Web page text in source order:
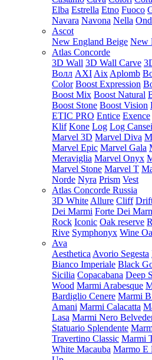
Elba Estrella Etno Fuoco
Navara Navona Nella
Ascot
New England Beige New
Atlas Concorde
3D Wall 3D Wall Carve
Волл AXI Aix Aplomb
Color Boost Expression
Boost Mix Boost Natural
Boost Stone Boost Vision
ETIC PRO Entice Exence
Klif Kone Log Log Cansei
Marvel 3D Marvel Diva
Marvel Epic Marvel Gala
Meraviglia Marvel Onyx
Marvel Stone Marvel T
Norde Nyra Prism Vest
Atlas Concorde Russia
3D White Allure Cliff
Dei Marmi Forte Dei
Rock Iconic Oak reserve
Rive Symphonyx Wine
Ava
Aesthetica Avorio Segesta
Bianco Imperiale Black
Sicilia Copacabana Deep
Wood Marmi Arabesque
Bardiglio Cenere Marmi
Amani Marmi Calacatta
Lasa Marmi Nero
Statuario Splendente
Travertino Classic Marmi
White Macauba Marmo E